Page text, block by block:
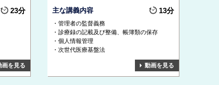
23分
画を見る
主な講義内容 13分
管理者の監督義務
診療録の記載及び整備、帳簿類の保存
個人情報管理
次世代医療基盤法
動画を見る